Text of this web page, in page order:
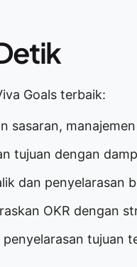
Goals terbaik:
sasaran,
tujuan dengan
dan penyelarasan
OKR dengan
tujuan